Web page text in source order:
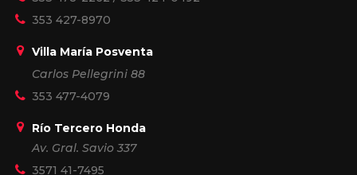
353 427-8970
Villa María Posventa
Carlos Pellegrini 88
353 477-4079
Río Tercero Honda
Av. Gral. Savio 337
3571 41-7495